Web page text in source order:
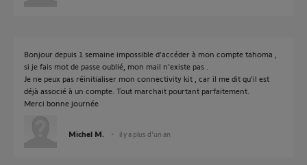
Bonjour depuis 1 semaine impossible d’accéder à mon compte tahoma ,
si je fais mot de passe oublié, mon mail n’existe pas .
Je ne peux pas réinitialiser mon connectivity kit , car il me dit qu’il est
déjà associé à un compte. Tout marchait pourtant parfaitement.
Merci bonne journée
Michel M. il y a plus d'un an